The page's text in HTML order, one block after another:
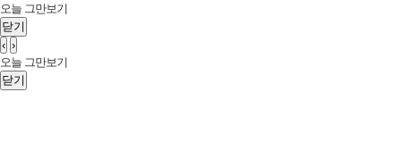
오늘 그만보기
닫기
‹ ›
오늘 그만보기
닫기